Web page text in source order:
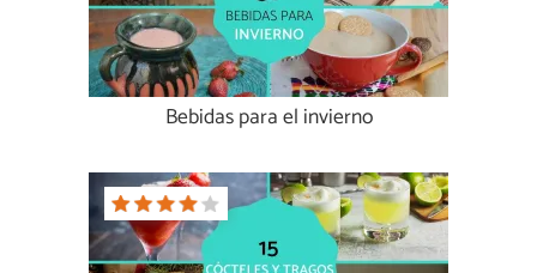
Bebidas para el invierno